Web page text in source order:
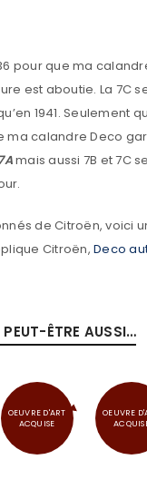
pour que ma
est aboutie. La 7C
1941. Seulement
ma calandre Deco
mais aussi 7B et 7C
de Citroën, voici
Citroën, Deco
ÊTRE AUSSI…
OEUVRE D'ART
ACQUISE
OEUVRE